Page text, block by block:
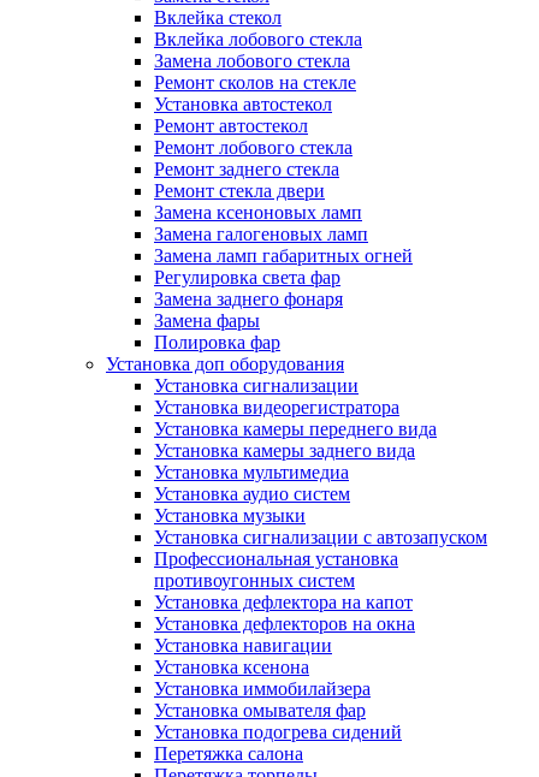
Вклейка стекол
Вклейка лобового стекла
Замена лобового стекла
Ремонт сколов на стекле
Установка автостекол
Ремонт автостекол
Ремонт лобового стекла
Ремонт заднего стекла
Ремонт стекла двери
Замена ксеноновых ламп
Замена галогеновых ламп
Замена ламп габаритных огней
Регулировка света фар
Замена заднего фонаря
Замена фары
Полировка фар
Установка доп оборудования
Установка сигнализации
Установка видеорегистратора
Установка камеры переднего вида
Установка камеры заднего вида
Установка мультимедиа
Установка аудио систем
Установка музыки
Установка сигнализации с автозапуском
Профессиональная установка
противоугонных систем
Установка дефлектора на капот
Установка дефлекторов на окна
Установка навигации
Установка ксенона
Установка иммобилайзера
Установка омывателя фар
Установка подогрева сидений
Перетяжка салона